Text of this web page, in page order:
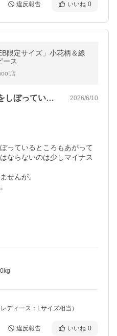
違反報告 いいね 0
限定サイズ」小花柄＆線
ース
店
手をあげると、ウエストをしぼっていると… 2026/6/10
っているところもあがって
ならないのは少しマイナス
せんが。
ディース：Lサイズ相当）
違反報告 いいね 0